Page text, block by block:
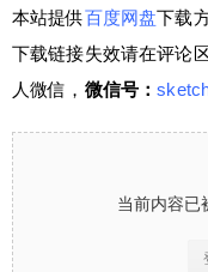
本站提供百度网盘下载
下载链接失效请在评论
人微信， 微信号：
当前内容已
少校微信号1：
ray 0 收藏